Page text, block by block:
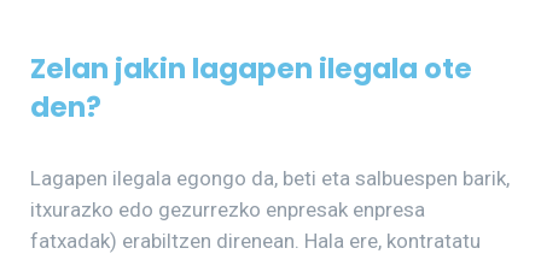
Zelan jakin lagapen ilegala ote
den?
Lagapen ilegala egongo da, beti eta salbuespen barik,
itxurazko edo gezurrezko enpresak enpresa
fatxadak) erabiltzen direnean. Hala ere, kontratatu